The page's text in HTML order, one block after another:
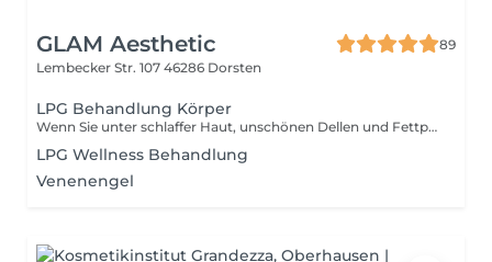
GLAM Aesthetic
89
Lembecker Str. 107 46286 Dorsten
LPG Behandlung Körper
Wenn Sie unter schlaffer Haut, unschönen Dellen und Fettpolstern oder Dehnungsstreifen leiden, dann können Sie diese bei uns mit der LPG Endermologie behandeln lassen. Die LPG Endermologie ist eine Art der Lipomassage. Die Haut wird mechanisch und schmerzfrei angeregt. "Eingeschlafene" Zellen im Inneren der Haut werden stimuliert und wieder erweckt. Es werden verschiedene Arten der Hautalterung bekämpft. In unserem Kosmetikinstitut in Dorsten können Sie von dieser schonenden Gesichtsbehandlung und Körperbehandlungen aus Frankreich profitieren.
LPG Wellness Behandlung
Venenengel